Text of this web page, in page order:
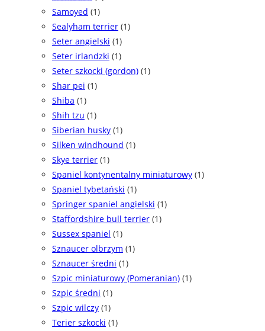
Samoyed (1)
Sealyham terrier (1)
Seter angielski (1)
Seter irlandzki (1)
Seter szkocki (gordon) (1)
Shar pei (1)
Shiba (1)
Shih tzu (1)
Siberian husky (1)
Silken windhound (1)
Skye terrier (1)
Spaniel kontynentalny miniaturowy (1)
Spaniel tybetański (1)
Springer spaniel angielski (1)
Staffordshire bull terrier (1)
Sussex spaniel (1)
Sznaucer olbrzym (1)
Sznaucer średni (1)
Szpic miniaturowy (Pomeranian) (1)
Szpic średni (1)
Szpic wilczy (1)
Terier szkocki (1)